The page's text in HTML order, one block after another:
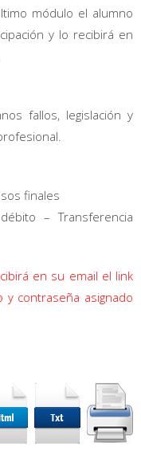
módulo el alumno
y lo recibirá en
fallos, legislación y
finales
– Transferencia
en su email el link
contraseña asignado